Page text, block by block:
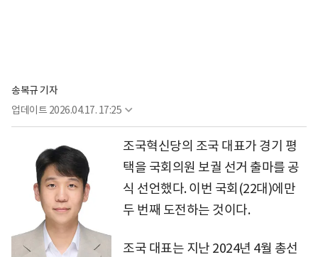
송복규 기자
업데이트 2026.04.17. 17:25
조국혁신당의 조국 대표가 경기 평
택을 국회의원 보궐 선거 출마를 공
식 선언했다. 이번 국회(22대)에만
두 번째 도전하는 것이다.
조국 대표는 지난 2024년 4월 총선